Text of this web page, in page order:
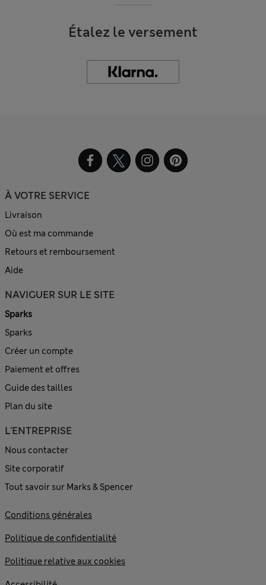
Étalez le versement
À VOTRE SERVICE
Livraison
Où est ma commande
Retours et remboursement
Aide
NAVIGUER SUR LE SITE
Sparks
Sparks
Créer un compte
Paiement et offres
Guide des tailles
Plan du site
L'ENTREPRISE
Nous contacter
Site corporatif
Tout savoir sur Marks & Spencer
Conditions générales
Politique de confidentialité
Politique relative aux cookies